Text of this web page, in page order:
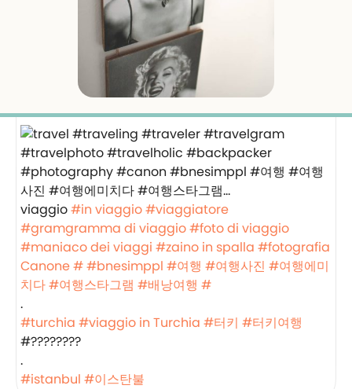
viaggio#in viaggio#viaggiatore
#gramgramma di viaggio#foto di viaggio
#maniaco dei viaggi #zaino in spalla #fotografia
Canone ##bnesimppl #여행 #여행사진 #여행에미
치다#여행스타그램 #배낭여행 #
.
#turchia #viaggio in Turchia #터키 #터키여행
#????????
.
#istanbul #이스탄불